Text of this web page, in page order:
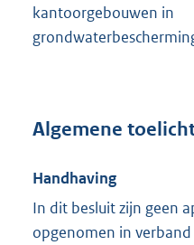
kantoorgebouwen in
Algemene
Handhaving
In dit besluit zijn geen
opgenomen in